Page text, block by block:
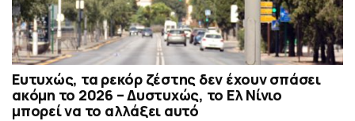
Ευτυχώς, τα ρεκόρ ζέστης δεν έχουν σπάσει
ακόμη το 2026 – Δυστυχώς, το Ελ Νίνιο
μπορεί να το αλλάξει αυτό